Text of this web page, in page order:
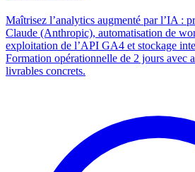
Maîtrisez l’analytics augmenté par l’IA :
Claude (Anthropic), automatisation de
exploitation de l’API GA4 et stockage
Formation opérationnelle de 2 jours avec
livrables concrets.